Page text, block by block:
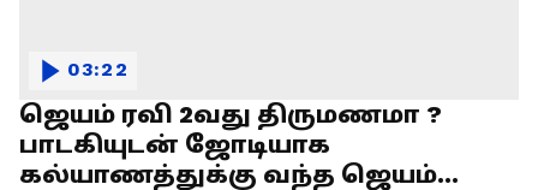
ஜெயம் ரவி 2வது திருமணமா ?
பாடகியுடன் ஜோடியாக
கல்யாணத்துக்கு வந்த ஜெயம்
03:22